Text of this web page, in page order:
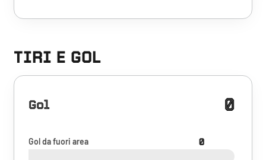
TIRI E GOL
Gol 0
Gol da fuori area 0